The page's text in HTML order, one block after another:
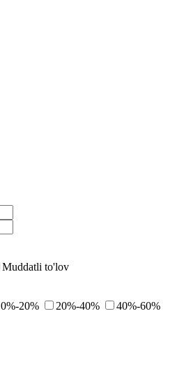
Muddatli to'lov
0%-20% 20%-40%
40%-60%